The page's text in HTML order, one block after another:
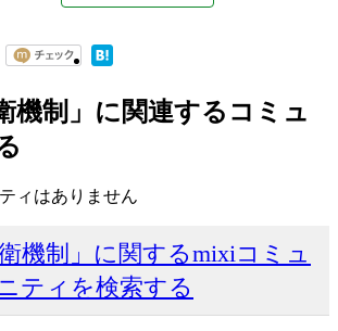
機制」に関連するコミュ
ィはありません
衛機制」に関するmixiコミュ
ティを検索する